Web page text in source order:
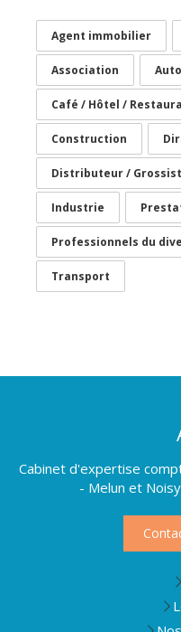
Agent immobilier
Association
Café / Hôtel /
Construction
Distributeur /
Industrie
Professionnels du
Transport
Cabinet d'expertise
- Melun et